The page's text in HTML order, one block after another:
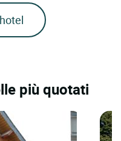
più quotati